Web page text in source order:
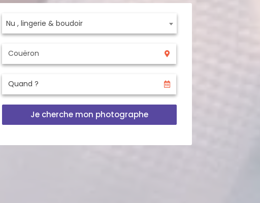
Nu , lingerie & boudoir
Je cherche mon photographe